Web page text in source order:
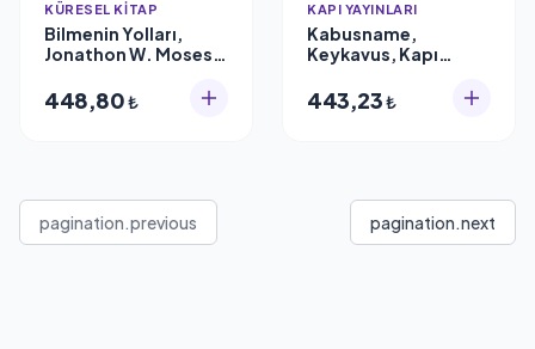
KÜRESEL KITAP
Bilmenin Yolları,
Jonathon W. Moses,
448,80₺
KAPI YAYINLARI
Kabusname,
Keykavus, Kapı
443,23₺
pagination.previous pagination.next